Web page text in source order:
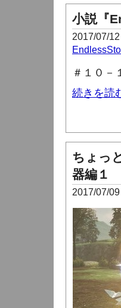
小説『
2017/07/
＃１０－
続きを読
ちょっ
器編１
2017/07/